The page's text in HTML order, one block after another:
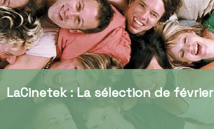
LaCinetek : La sélection de février